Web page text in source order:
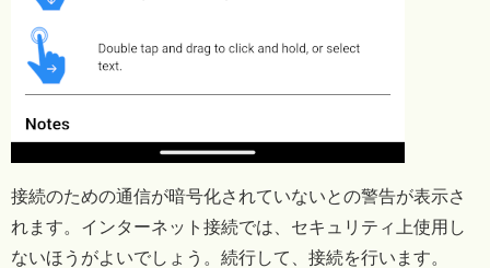
接続のための通信が暗号化されていないとの警告が表示さ
れます。インターネット接続では、セキュリティ上使用し
ないほうがよいでしょう。続行して、接続を行います。